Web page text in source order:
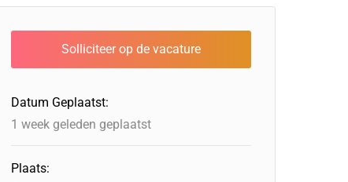
Datum Geplaatst:
1 week geleden geplaatst
Plaats: